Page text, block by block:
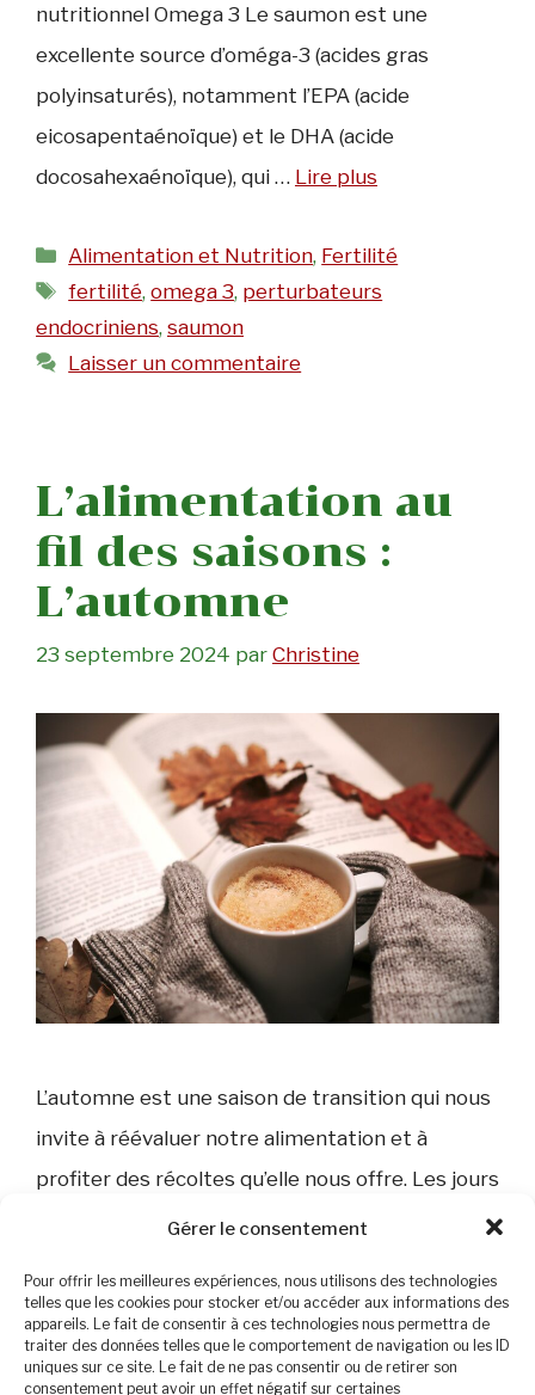
Gérer le consentement
Pour offrir les meilleures expériences, nous utilisons des technologies
telles que les cookies pour stocker et/ou accéder aux informations des
appareils. Le fait de consentir à ces technologies nous permettra de
traiter des données telles que le comportement de navigation ou les ID
uniques sur ce site. Le fait de ne pas consentir ou de retirer son
consentement peut avoir un effet négatif sur certaines
nutritionnel Omega 3 Le saumon est une
excellente source d’oméga-3 (acides gras
polyinsaturés), notamment l’EPA (acide
eicosapentaénoïque) et le DHA (acide
docosahexaénoïque), qui … Lire plus
Catégories
Alimentation et Nutrition, Fertilité
Étiquettes
fertilité,omega 3, perturbateurs
endocriniens, saumon
Laisser un commentaire
L’alimentation au
fil des saisons :
L’automne
23 septembre 2024 par Christine
L’automne est une saison de transition qui nous
invite à réévaluer notre alimentation et à
profiter des récoltes qu’elle nous offre. Les jours
raccourcissent, les températures baissent, et
préparer aux mois plus froids. L’automne est
une saison idéale pour adopter une alimentation
qui s’adapte aux changements de …Lire plus